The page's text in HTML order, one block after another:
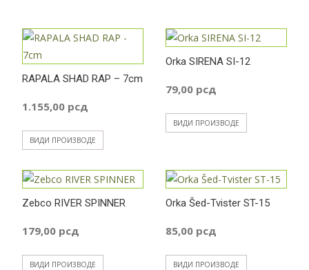
RAPALA SHAD RAP – 7cm
1.155,00 рсд
ВИДИ ПРОИЗВОДЕ
Orka SIRENA SI-12
79,00 рсд
ВИДИ ПРОИЗВОДЕ
Zebco RIVER SPINNER
179,00 рсд
ВИДИ ПРОИЗВОДЕ
Orka Šed-Tvister ST-15
85,00 рсд
ВИДИ ПРОИЗВОДЕ